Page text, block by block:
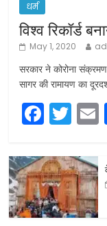
धर्म
विश्व रिकॉर्ड
May 1, 2020
सरकार ने कोरोना
सागर की रामायण का
F
a
c
e
b
T
w
itt
er